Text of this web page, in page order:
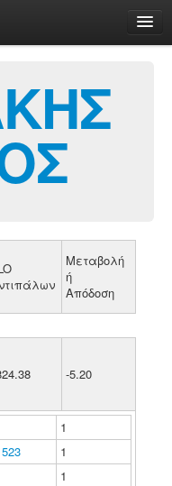
Μεταβολή
ή
Απόδοση
-5.20
1
1
1